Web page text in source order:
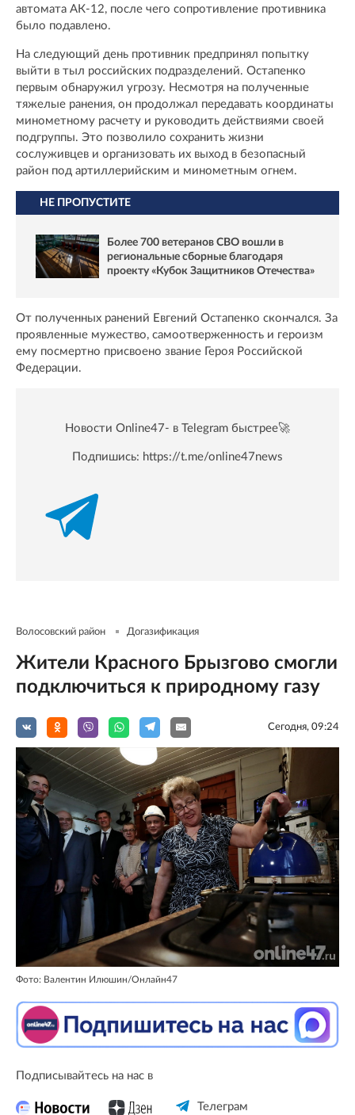
автомата АК-12, после чего сопротивление противника
было подавлено.
На следующий день противник предпринял попытку
выйти в тыл российских подразделений. Остапенко
первым обнаружил угрозу. Несмотря на полученные
тяжелые ранения, он продолжал передавать координаты
минометному расчету и руководить действиями своей
подгруппы. Это позволило сохранить жизни
сослуживцев и организовать их выход в безопасный
район под артиллерийским и минометным огнем.
НЕ ПРОПУСТИТЕ
Более 700 ветеранов СВО вошли в
региональные сборные благодаря
проекту «Кубок Защитников Отечества»
От полученных ранений Евгений Остапенко скончался. За
проявленные мужество, самоотверженность и героизм
ему посмертно присвоено звание Героя Российской
Федерации.
Новости Online47- в Telegram быстрее🚀
Подпишись: https://t.me/online47news
Волосовский район Догазификация
Жители Красного Брызгово смогли
подключиться к природному газу
Сегодня, 09:24
Фото: Валентин Илюшин/Онлайн47
Подписывайтесь на нас в
Телеграм